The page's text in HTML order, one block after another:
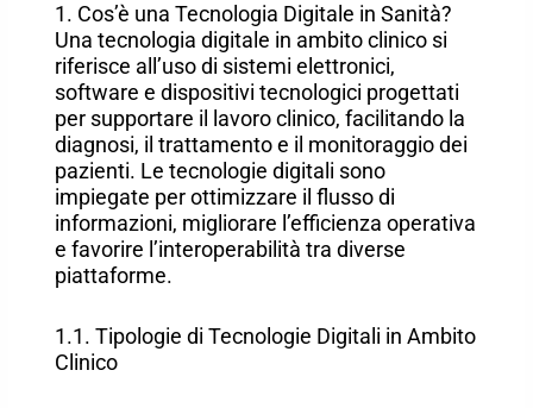
1. Cos’è una Tecnologia Digitale in Sanità?
Una tecnologia digitale in ambito clinico si
riferisce all’uso di sistemi elettronici,
software e dispositivi tecnologici progettati
per supportare il lavoro clinico, facilitando la
diagnosi, il trattamento e il monitoraggio dei
pazienti. Le tecnologie digitali sono
impiegate per ottimizzare il flusso di
informazioni, migliorare l’efficienza operativa
e favorire l’interoperabilità tra diverse
piattaforme.
1.1. Tipologie di Tecnologie Digitali in Ambito
Clinico